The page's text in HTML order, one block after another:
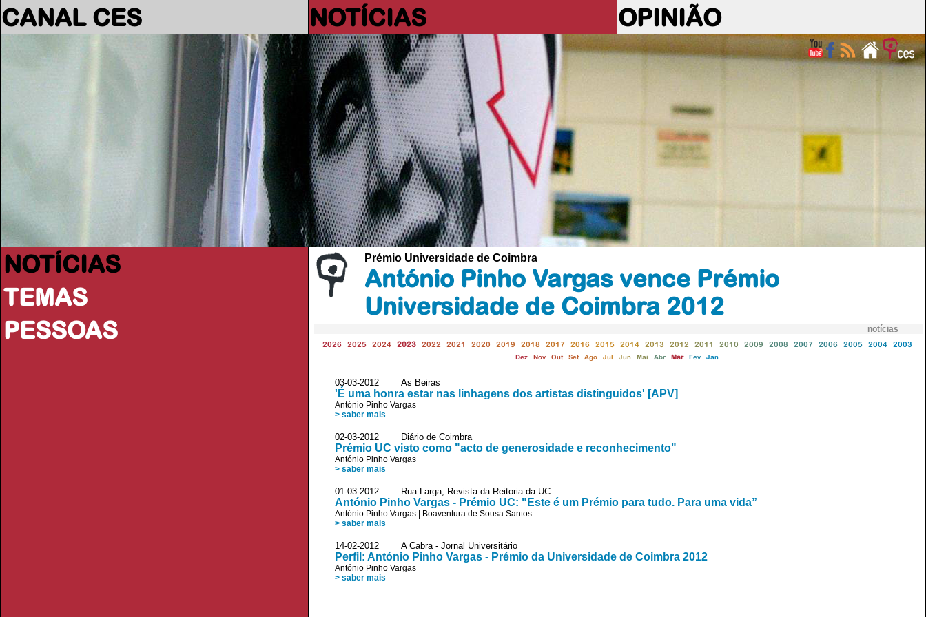
CANAL CES NOTÍCIAS OPINIÃO
NOTÍCIAS
TEMAS
PESSOAS
Prémio Universidade de Coimbra
António Pinho Vargas vence Prémio
Universidade de Coimbra 2012
notícias
2026 2025 2024 2023 2022 2021 2020 2019 2018 2017 2016 2015 2014 2013 2012 2011 2010 2009 2008 2007 2006 2005 2004 2003
Dez Nov Out Set Ago Jul Jun Mai Abr Mar Fev Jan
03-03-2012 As Beiras
'É uma honra estar nas linhagens dos artistas distinguidos' [APV]
António Pinho Vargas
> saber mais
02-03-2012 Diário de Coimbra
Prémio UC visto como "acto de generosidade e reconhecimento"
António Pinho Vargas
> saber mais
01-03-2012 Rua Larga, Revista da Reitoria da UC
António Pinho Vargas - Prémio UC: "Este é um Prémio para tudo. Para uma vida”
António Pinho Vargas
Boaventura de Sousa Santos
> saber mais
14-02-2012 A Cabra - Jornal Universitário
Perfil: António Pinho Vargas - Prémio da Universidade de Coimbra 2012
António Pinho Vargas
> saber mais